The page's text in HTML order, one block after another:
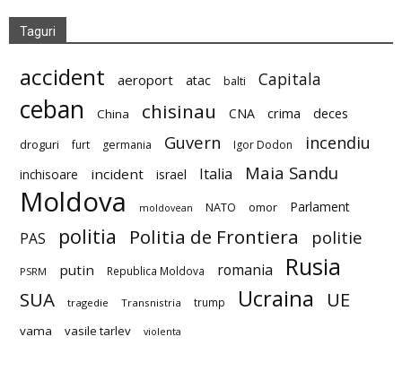
Taguri
accident aeroport atac balti Capitala
ceban China chisinau CNA crima deces
droguri furt germania Guvern Igor Dodon incendiu
inchisoare incident israel Italia Maia Sandu
Moldova moldovean NATO omor Parlament
PAS politia Politia de Frontiera politie
PSRM putin Republica Moldova romania Rusia
SUA tragedie Transnistria trump Ucraina UE
vama vasile tarlev violenta